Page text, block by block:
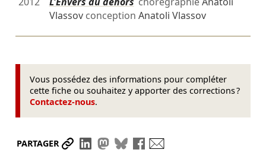
Vlassovconception Anatoli Vlassov
Vous possédez des informations pour compléter
cette fiche ou souhaitez y apporter des corrections ?
Contactez-nous.
PARTAGER Partager le lien
Partager sur LinkedIn
Partager sur Mastodon
Partager sur Bluesky
Partager sur Facebook